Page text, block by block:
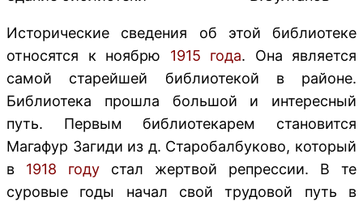
Исторические сведения об этой библиотеке
относятся к ноябрю 1915 года. Она является
самой старейшей библиотекой в районе.
Библиотека прошла большой и интересный
путь. Первым библиотекарем становится
Магафур Загиди из д. Старобалбуково, который
в 1918 году стал жертвой репрессии. В те
суровые годы начал свой трудовой путь в